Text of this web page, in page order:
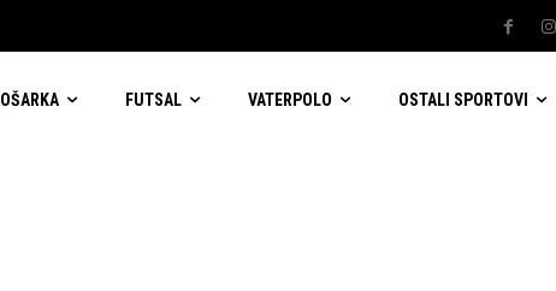
FUTSAL VATERPOLO OSTALI SPORTOVI